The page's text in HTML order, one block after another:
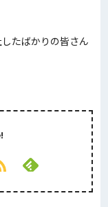
たばかりの皆さん